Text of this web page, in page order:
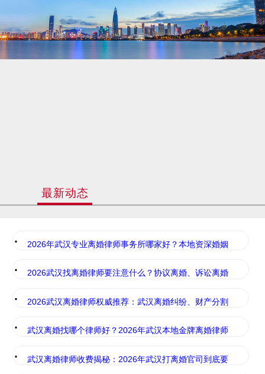
最新动态
· 2026年武汉专业离婚律师事务所哪家好？本地资深婚姻
· 2026武汉找离婚律师要注意什么？协议离婚、诉讼离婚
· 2026武汉离婚律师权威推荐：武汉离婚纠纷、财产分割
· 武汉离婚找哪个律师好？2026年武汉本地金牌离婚律师
· 武汉离婚律师收费揭秘：2026年武汉打离婚官司到底要